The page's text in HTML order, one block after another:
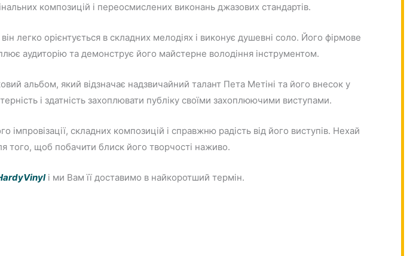
композицій і переосмислених виконань джазових стандартів.
легко орієнтується в складних мелодіях і виконує душевні соло. Його фірмове
аудиторію та демонструє його майстерне володіння інструментом.
альбом, який відзначає надзвичайний талант Пета Метіні та його внесок у
і здатність захоплювати публіку своїми захоплюючими виступами.
складних композицій і справжню радість від його виступів. Нехай
того, щоб побачити блиск його творчості наживо.
і ми Вам її доставимо в найкоротший термін.